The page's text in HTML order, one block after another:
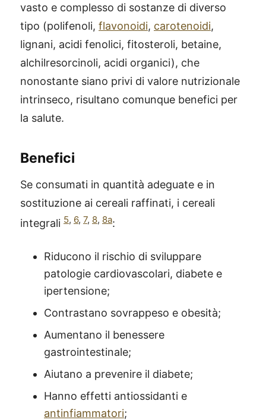
vasto e complesso di sostanze di diverso
tipo (polifenoli, flavonoidi, carotenoidi,
lignani, acidi fenolici, fitosteroli, betaine,
alchilresorcinoli, acidi organici), che
nonostante siano privi di valore nutrizionale
intrinseco, risultano comunque benefici per
la salute.
Benefici
Se consumati in quantità adeguate e in
sostituzione ai cereali raffinati, i cereali
integrali 5, 6, 7, 8, 8a:
Riducono il rischio di sviluppare
patologie cardiovascolari, diabete e
ipertensione;
Contrastano sovrappeso e obesità;
Aumentano il benessere
gastrointestinale;
Aiutano a prevenire il diabete;
Hanno effetti antiossidanti e
antinfiammatori;